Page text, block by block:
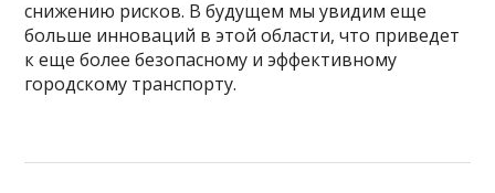
снижению рисков. В будущем мы увидим еще
больше инноваций в этой области, что приведет
к еще более безопасному и эффективному
городскому транспорту.